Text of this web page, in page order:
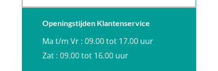
Openingstijden Klantenservice
Ma t/m Vr : 09.00 tot 17.00 uur
Zat : 09.00 tot 16.00 uur